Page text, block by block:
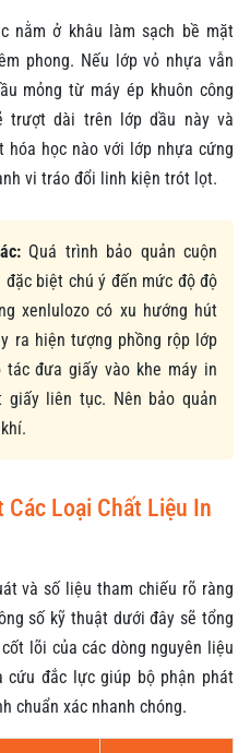
nằm ở khâu làm sạch bề mặt
phong. Nếu lớp vỏ nhựa vẫn
mỏng từ máy ép khuôn công
trượt dài trên lớp dầu này và
học nào với lớp nhựa cứng
vi tráo đổi linh kiện trót lọt.
Quá trình bảo quản cuộn
biệt chú ý đến mức độ độ
xenlulozo có xu hướng hút
ra hiện tượng phồng rộp lớp
đưa giấy vào khe máy in
liên tục. Nên bảo quản
Các Loại Chất Liệu In
và số liệu tham chiếu rõ ràng
số kỹ thuật dưới đây sẽ tổng
lõi của các dòng nguyên liệu
cứu đắc lực giúp bộ phận phát
chuẩn xác nhanh chóng.